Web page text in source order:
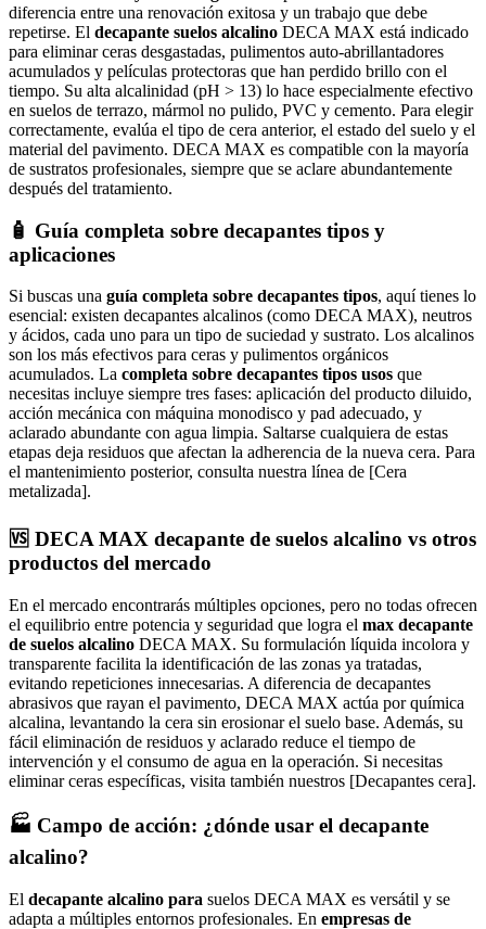
diferencia entre una renovación exitosa y un trabajo que debe
repetirse. El decapante suelos alcalino DECA MAX está indicado
para eliminar ceras desgastadas, pulimentos auto-abrillantadores
acumulados y películas protectoras que han perdido brillo con el
tiempo. Su alta alcalinidad (pH > 13) lo hace especialmente efectivo
en suelos de terrazo, mármol no pulido, PVC y cemento. Para elegir
correctamente, evalúa el tipo de cera anterior, el estado del suelo y el
material del pavimento. DECA MAX es compatible con la mayoría
de sustratos profesionales, siempre que se aclare abundantemente
después del tratamiento.
🧴 Guía completa sobre decapantes tipos y
aplicaciones
Si buscas una guía completa sobre decapantes tipos, aquí tienes lo
esencial: existen decapantes alcalinos (como DECA MAX), neutros
y ácidos, cada uno para un tipo de suciedad y sustrato. Los alcalinos
son los más efectivos para ceras y pulimentos orgánicos
acumulados. La completa sobre decapantes tipos usos que
necesitas incluye siempre tres fases: aplicación del producto diluido,
acción mecánica con máquina monodisco y pad adecuado, y
aclarado abundante con agua limpia. Saltarse cualquiera de estas
etapas deja residuos que afectan la adherencia de la nueva cera. Para
el mantenimiento posterior, consulta nuestra línea de [Cera
metalizada].
🆚 DECA MAX decapante de suelos alcalino vs otros
productos del mercado
En el mercado encontrarás múltiples opciones, pero no todas ofrecen
el equilibrio entre potencia y seguridad que logra el max decapante
de suelos alcalino DECA MAX. Su formulación líquida incolora y
transparente facilita la identificación de las zonas ya tratadas,
evitando repeticiones innecesarias. A diferencia de decapantes
abrasivos que rayan el pavimento, DECA MAX actúa por química
alcalina, levantando la cera sin erosionar el suelo base. Además, su
fácil eliminación de residuos y aclarado reduce el tiempo de
intervención y el consumo de agua en la operación. Si necesitas
eliminar ceras específicas, visita también nuestros [Decapantes cera].
🏭 Campo de acción: ¿dónde usar el decapante
alcalino?
El decapante alcalino para suelos DECA MAX es versátil y se
adapta a múltiples entornos profesionales. En empresas de